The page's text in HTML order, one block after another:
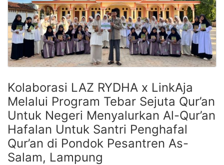
Kolaborasi LAZ RYDHA x LinkAja
Melalui Program Tebar Sejuta Qur’an
Untuk Negeri Menyalurkan Al-Qur’an
Hafalan Untuk Santri Penghafal
Qur’an di Pondok Pesantren As-
Salam, Lampung